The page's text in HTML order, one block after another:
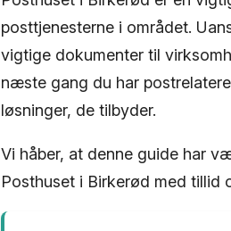
posttjenesterne i området.
vigtige dokumenter til
næste gang du har
løsninger, de tilbyder.
Vi håber, at denne guide har
Posthuset i Birkerød med tillid